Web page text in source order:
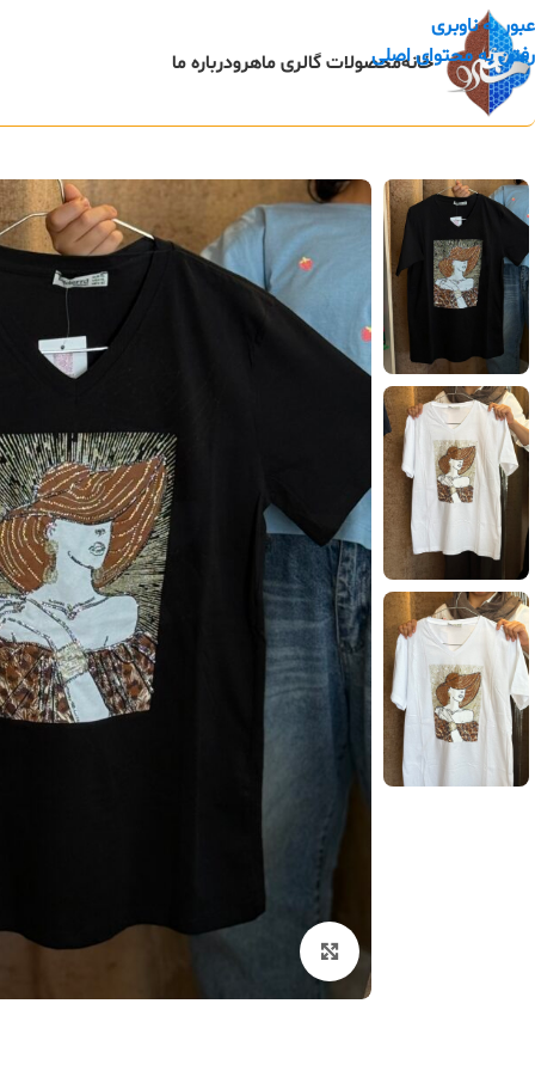
عبور به ناوبری
رفتن به محتوای اصلی
خانهمحصولات گالری ماهرودرباره ما